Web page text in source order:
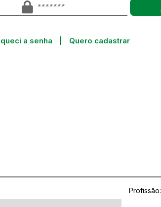
a senha Quero cadastrar
Profissão: